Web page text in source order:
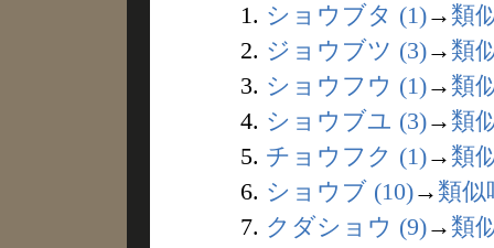
1. ショウブタ (1)→ 類
2. ジョウブツ (3)→ 類
3. ショウフウ (1)→ 類
4. ショウブユ (3)→ 類
5. チョウフク (1)→ 類
6. ショウブ (10)→ 類似
7. クダショウ (9)→ 類